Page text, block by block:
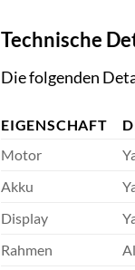
Technische
Die folgenden
EIGENSCHAFT
Motor
Akku
Display
Rahmen